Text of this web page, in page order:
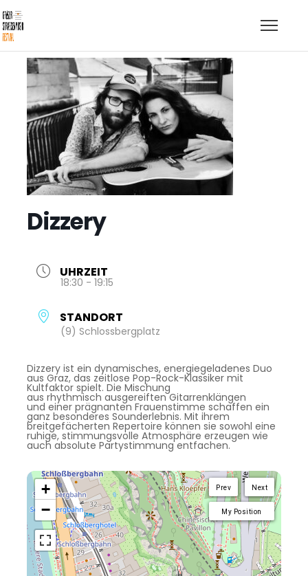
Dizzery
UHRZEIT
18:30 - 19:15
STANDORT
(9) Schlossbergplatz
Dizzery ist ein dynamisches, energiegeladenes Duo
aus Graz, das zeitlose Pop-Rock-Klassiker mit
Kultfaktor spielt. Die Mischung
aus rhythmisch ausgereiften Gitarrenklängen
und einer prägnanten Frauenstimme schaffen ein
ganz besonderes Sounderlebnis. Mit ihrem
breitgefächerten Repertoire können sie sowohl eine
ruhige, stimmungsvolle Atmosphäre erzeugen wie
auch absolute Partystimmung entfachen.
Next
Prev
My Position
+
−